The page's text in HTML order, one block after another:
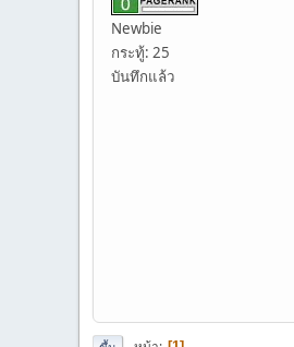
Newbie
กระทู้: 25
บันทึกแล้ว